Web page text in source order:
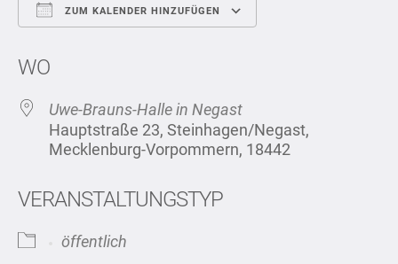
ZUM KALENDER HINZUFÜGEN
WO
Uwe-Brauns-Halle in Negast
Hauptstraße 23, Steinhagen/Negast,
Mecklenburg-Vorpommern, 18442
VERANSTALTUNGSTYP
öffentlich